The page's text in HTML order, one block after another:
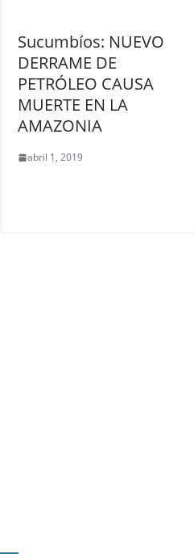
Sucumbíos: NUEVO
DERRAME DE
PETRÓLEO CAUSA
MUERTE EN LA
AMAZONIA
abril 1, 2019